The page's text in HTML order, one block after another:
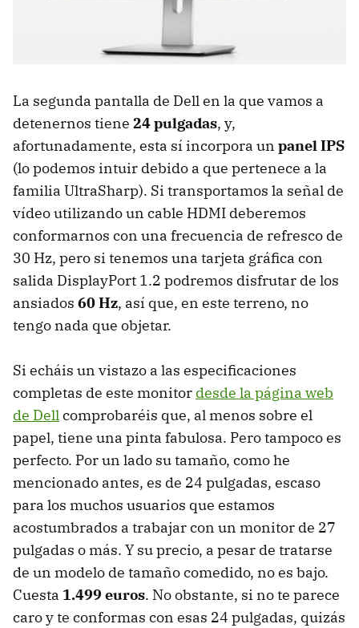
La segunda pantalla de Dell en la que vamos a
detenernos tiene 24 pulgadas, y,
afortunadamente, esta sí incorpora un panel IPS
(lo podemos intuir debido a que pertenece a la
familia UltraSharp). Si transportamos la señal de
vídeo utilizando un cable HDMI deberemos
conformarnos con una frecuencia de refresco de
30 Hz, pero si tenemos una tarjeta gráfica con
salida DisplayPort 1.2 podremos disfrutar de los
ansiados 60 Hz, así que, en este terreno, no
tengo nada que objetar.
Si echáis un vistazo a las especificaciones
completas de este monitor desde la página web
de Dellcomprobaréis que, al menos sobre el
papel, tiene una pinta fabulosa. Pero tampoco es
perfecto. Por un lado su tamaño, como he
mencionado antes, es de 24 pulgadas, escaso
para los muchos usuarios que estamos
acostumbrados a trabajar con un monitor de 27
pulgadas o más. Y su precio, a pesar de tratarse
de un modelo de tamaño comedido, no es bajo.
Cuesta 1.499 euros. No obstante, si no te parece
caro y te conformas con esas 24 pulgadas, quizás